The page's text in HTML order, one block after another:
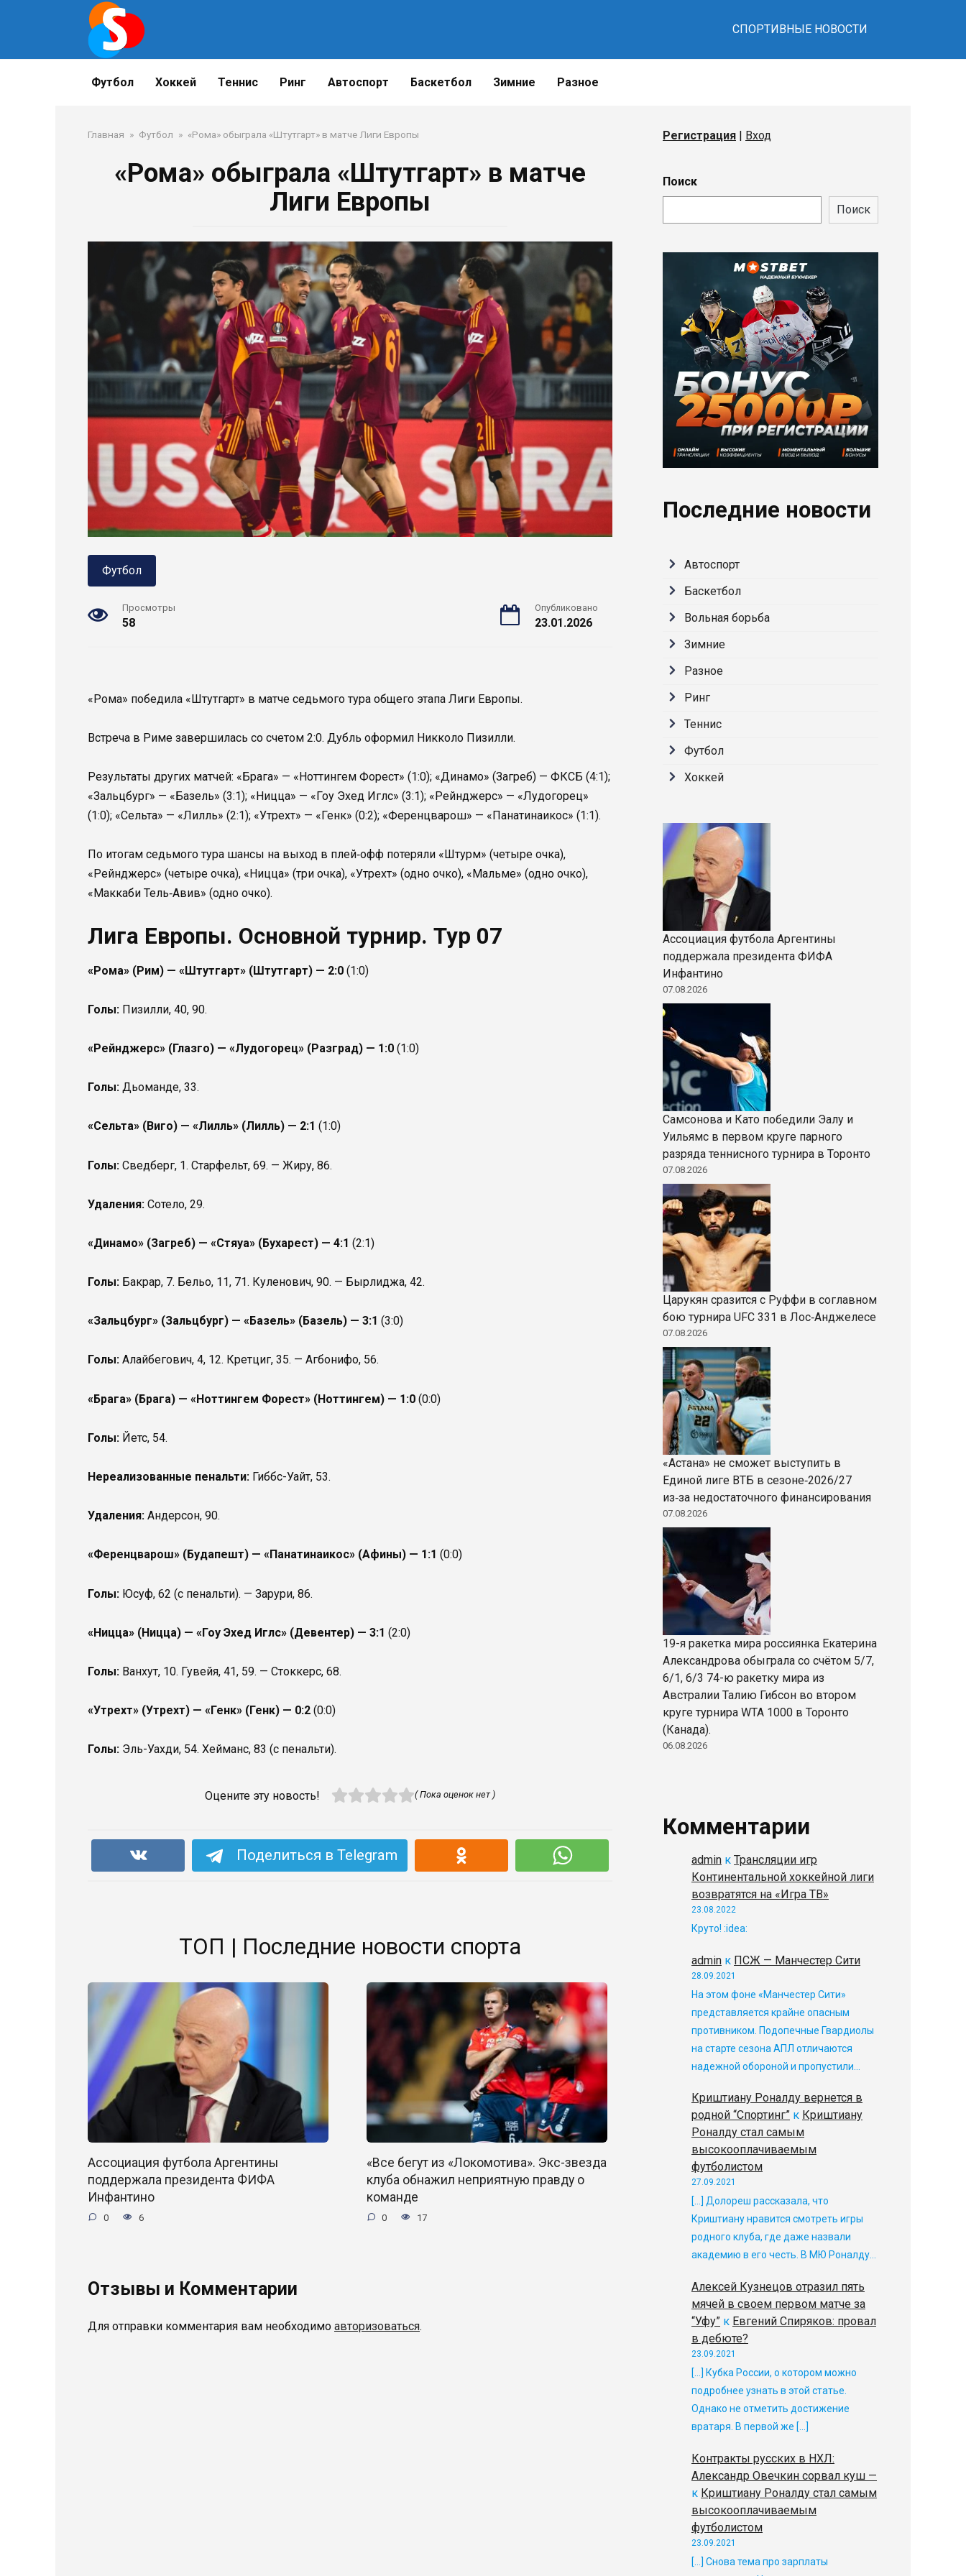
СПОРТИВНЫЕ НОВОСТИ
Футбол Хоккей Теннис Ринг Автоспорт Баскетбол Зимние Разное
Главная » Футбол » «Рома» обыграла «Штутгарт» в матче Лиги Европы
«Рома» обыграла «Штутгарт» в матче
Лиги Европы
Футбол
Просмотры
58
Опубликовано
23.01.2026
«Рома» победила «Штутгарт» в матче седьмого тура общего этапа Лиги Европы.
Встреча в Риме завершилась со счетом 2:0. Дубль оформил Никколо Пизилли.
Результаты других матчей: «Брага» — «Ноттингем Форест» (1:0); «Динамо» (Загреб) — ФКСБ (4:1);
«Зальцбург» — «Базель» (3:1); «Ницца» — «Гоу Эхед Иглс» (3:1); «Рейнджерс» — «Лудогорец»
(1:0); «Сельта» — «Лилль» (2:1); «Утрехт» — «Генк» (0:2); «Ференцварош» — «Панатинаикос» (1:1).
По итогам седьмого тура шансы на выход в плей‑офф потеряли «Штурм» (четыре очка),
«Рейнджерс» (четыре очка), «Ницца» (три очка), «Утрехт» (одно очко), «Мальме» (одно очко),
«Маккаби Тель‑Авив» (одно очко).
Лига Европы. Основной турнир. Тур 07
«Рома» (Рим) — «Штутгарт» (Штутгарт) — 2:0 (1:0)
Голы: Пизилли, 40, 90.
«Рейнджерс» (Глазго) — «Лудогорец» (Разград) — 1:0 (1:0)
Голы: Дьоманде, 33.
«Сельта» (Виго) — «Лилль» (Лилль) — 2:1 (1:0)
Голы: Сведберг, 1. Старфельт, 69. — Жиру, 86.
Удаления: Сотело, 29.
«Динамо» (Загреб) — «Стяуа» (Бухарест) — 4:1 (2:1)
Голы: Бакрар, 7. Бельо, 11, 71. Куленович, 90. — Бырлиджа, 42.
«Зальцбург» (Зальцбург) — «Базель» (Базель) — 3:1 (3:0)
Голы: Алайбегович, 4, 12. Кретциг, 35. — Агбонифо, 56.
«Брага» (Брага) — «Ноттингем Форест» (Ноттингем) — 1:0 (0:0)
Голы: Йетс, 54.
Нереализованные пенальти: Гиббс-Уайт, 53.
Удаления: Андерсон, 90.
«Ференцварош» (Будапешт) — «Панатинаикос» (Афины) — 1:1 (0:0)
Голы: Юсуф, 62 (с пенальти). — Зарури, 86.
«Ницца» (Ницца) — «Гоу Эхед Иглс» (Девентер) — 3:1 (2:0)
Голы: Ванхут, 10. Гувейя, 41, 59. — Стоккерс, 68.
«Утрехт» (Утрехт) — «Генк» (Генк) — 0:2 (0:0)
Голы: Эль-Уахди, 54. Хейманс, 83 (с пенальти).
Оцените эту новость! ( Пока оценок нет )
Поделиться в Telegram
ТОП | Последние новости спорта
Ассоциация футбола Аргентины
поддержала президента ФИФА
Инфантино
0 6
«Все бегут из «Локомотива». Экс-звезда
клуба обнажил неприятную правду о
команде
0 17
Отзывы и Комментарии
Для отправки комментария вам необходимо авторизоваться.
Регистрация | Вход
Поиск
Поиск
Последние новости
Автоспорт
Баскетбол
Вольная борьба
Зимние
Разное
Ринг
Теннис
Футбол
Хоккей
Ассоциация футбола Аргентины
поддержала президента ФИФА
Инфантино
07.08.2026
Самсонова и Като победили Эалу и
Уильямс в первом круге парного
разряда теннисного турнира в Торонто
07.08.2026
Царукян сразится с Руффи в соглавном
бою турнира UFC 331 в Лос‑Анджелесе
07.08.2026
«Астана» не сможет выступить в
Единой лиге ВТБ в сезоне‑2026/27
из‑за недостаточного финансирования
07.08.2026
19-я ракетка мира россиянка Екатерина
Александрова обыграла со счётом 5/7,
6/1, 6/3 74-ю ракетку мира из
Австралии Талию Гибсон во втором
круге турнира WTA 1000 в Торонто
(Канада).
06.08.2026
Комментарии
admin к Трансляции игр
Континентальной хоккейной лиги
возвратятся на «Игра ТВ»
23.08.2022
Круто! :idea:
admin к ПСЖ — Манчестер Сити
28.09.2021
На этом фоне «Манчестер Сити»
представляется крайне опасным
противником. Подопечные Гвардиолы
на старте сезона АПЛ отличаются
надежной обороной и пропустили…
Криштиану Роналду вернется в
родной “Спортинг” к Криштиану
Роналду стал самым
высокооплачиваемым
футболистом
27.09.2021
[…] Долореш рассказала, что
Криштиану нравится смотреть игры
родного клуба, где даже назвали
академию в его честь. В МЮ Роналду…
Алексей Кузнецов отразил пять
мячей в своем первом матче за
“Уфу” к Евгений Спиряков: провал
в дебюте?
23.09.2021
[…] Кубка России, о котором можно
подробнее узнать в этой статье.
Однако не отметить достижение
вратаря. В первой же […]
Контракты русских в НХЛ:
Александр Овечкин сорвал куш —
к Криштиану Роналду стал самым
высокооплачиваемым
футболистом
23.09.2021
[…] Снова тема про зарплаты